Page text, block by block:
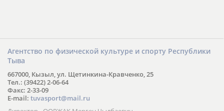
Агентство по физической культуре и спорту Республики
Тыва
667000, Кызыл, ул. Щетинкина-Кравченко, 25
Тел.: (39422) 2-06-64
Факс: 2-33-09
E-mail: tuvasport@mail.ru